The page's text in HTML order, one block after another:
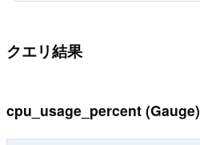
クエリ結果
cpu_usage_percent (Gauge)